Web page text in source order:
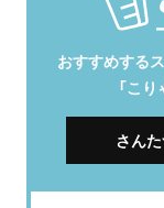
おすすめする
「こ
さん